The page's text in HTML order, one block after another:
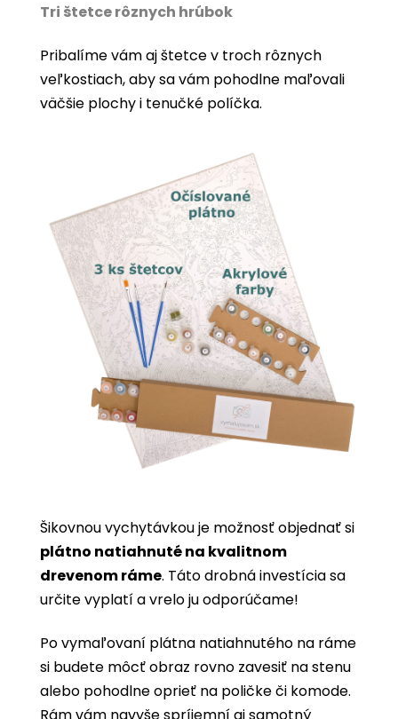
Tri štetce rôznych hrúbok
Pribalíme vám aj štetce v troch rôznych
veľkostiach, aby sa vám pohodlne maľovali
väčšie plochy i tenučké políčka.
Šikovnou vychytávkou je možnosť objednať si
plátno natiahnuté na kvalitnom
drevenom ráme. Táto drobná investícia sa
určite vyplatí a vrelo ju odporúčame!
Po vymaľovaní plátna natiahnutého na ráme
si budete môcť obraz rovno zavesiť na stenu
alebo pohodlne oprieť na poličke či komode.